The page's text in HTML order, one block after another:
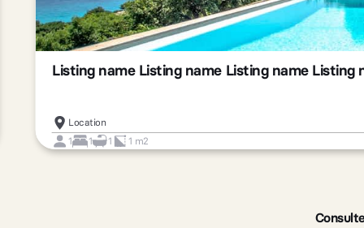
Listing name Listing name Listing name Listing
Location
1
1 1 1 m2